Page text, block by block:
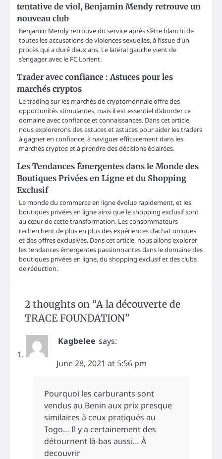
tentative de viol, Benjamin Mendy retrouve un
nouveau club
Benjamin Mendy retrouve du service après s’être blanchi de
toutes les accusations de violences sexuelles, à l’issue d’un
procès qui a duré deux ans. Le latéral gauche vient de
s’engager avec le FC Lorient.
Trader avec confiance : Astuces pour les
marchés cryptos
Le trading sur les marchés de cryptomonnaie offre des
opportunités stimulantes, mais il est essentiel d’aborder ce
domaine avec confiance et connaissances. Dans cet article,
nous explorerons des astuces et astuces pour aider les traders
à gagner en confiance, à naviguer efficacement dans les
marchés cryptos et à prendre des décisions éclairées.
Les Tendances Émergentes dans le Monde des
Boutiques Privées en Ligne et du Shopping
Exclusif
Le monde du commerce en ligne évolue rapidement, et les
boutiques privées en ligne ainsi que le shopping exclusif sont
au cœur de cette transformation. Les consommateurs
recherchent de plus en plus des expériences d’achat uniques
et des offres exclusives. Dans cet article, nous allons explorer
les tendances émergentes passionnantes dans le domaine des
boutiques privées en ligne, du shopping exclusif et des clubs
de réduction.
2 thoughts on “A la découverte de
TRACE FOUNDATION”
Kagbelee says:
June 28, 2021 at 5:56 pm
Pourquoi les carburants sont
vendus au Benin aux prix presque
similaires à ceux pratiqués au
Togo… Il y a certainement des
détournent là-bas aussi… À
decouvrir